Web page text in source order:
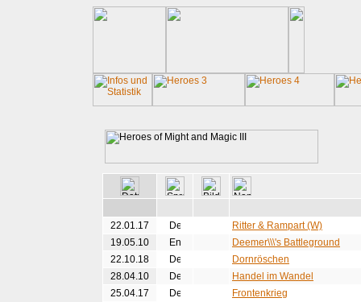
22.01.17
Ritter & Rampart (W)
19.05.10
Deemer\\\'s Battleground
22.10.18
Dornröschen
28.04.10
Handel im Wandel
25.04.17
Frontenkrieg